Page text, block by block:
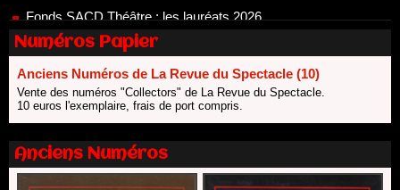
Dispositif ARTCENA Écrire pour le cirque, les lauréats 2026 !
20/06/2026
Le palmarès des prix SACD 2026
18/06/2026
Les 10 lauréats du Fonds Grandes Formes Théâtre 2026
SACD
13/06/2026
Nomination de Nathalie Garraud et Olivier Saccomano à la
direction du Théâtre de Gennevilliers - CDN
Numéros Papier
Anciens Numéros de La Revue du Spectacle (10)
Vente des numéros "Collectors" de La Revue du Spectacle.
10 euros l'exemplaire, frais de port compris.
Anciens Numéros